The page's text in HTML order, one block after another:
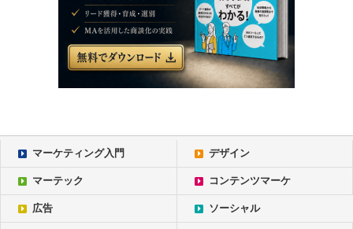
マーケティング入門 デザイン
マーテック コンテンツマーケ
広告 ソーシャル